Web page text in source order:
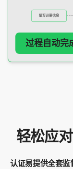
填写必要信息
过程自动完
轻松应
认证易提供全套